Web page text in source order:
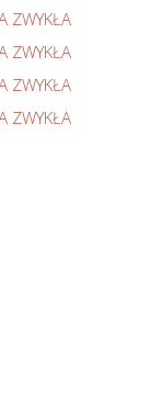
ZWYKŁA
ZWYKŁA
ZWYKŁA
ZWYKŁA